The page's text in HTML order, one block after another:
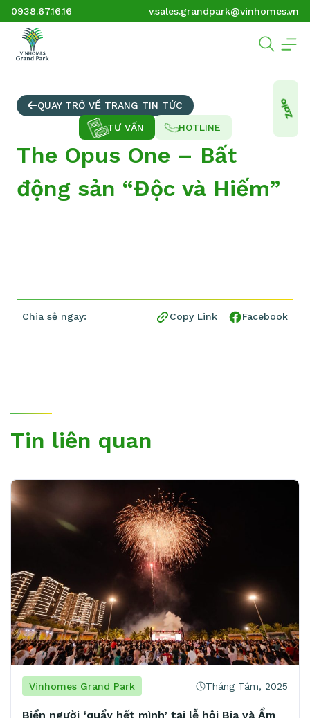
0938.67.16.16 v.sales.grandpark@vinhomes.vn
QUAY TRỞ VỀ TRANG TIN TỨC
The Opus One – Bất
động sản “Độc và Hiếm”
Chia sẻ ngay: Copy Link Facebook
Tin liên quan
Vinhomes Grand Park Tháng Tám, 2025
Biển người ‘quẩy hết mình’ tại lễ hội Bia và Ẩm
TƯ VẤN HOTLINE